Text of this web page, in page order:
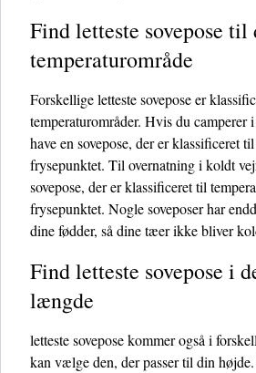
Find letteste sovepose
temperaturområde
Forskellige letteste sovepose er
temperaturområder. Hvis du camperer
have en sovepose, der er klassificeret
frysepunktet. Til overnatning i koldt
sovepose, der er klassificeret til
frysepunktet. Nogle soveposer har
dine fødder, så dine tæer ikke bliver
Find letteste sovepose i
længde
letteste sovepose kommer også i
kan vælge den, der passer til din